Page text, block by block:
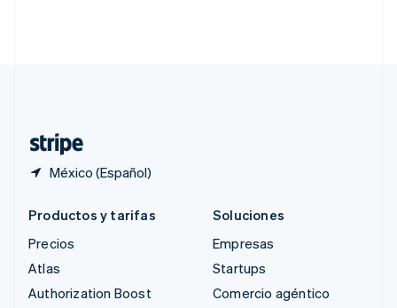
México (Español)
Productos y tarifas
Precios
Atlas
Authorization Boost
Soluciones
Empresas
Startups
Comercio agéntico